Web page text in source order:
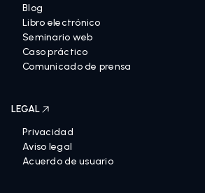
Blog
Libro electrónico
Seminario web
Caso práctico
Comunicado de prensa
LEGAL
Privacidad
Aviso legal
Acuerdo de usuario